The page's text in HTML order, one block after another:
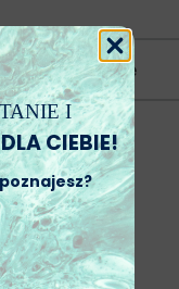
Zamówienie
I
CIEBIE!